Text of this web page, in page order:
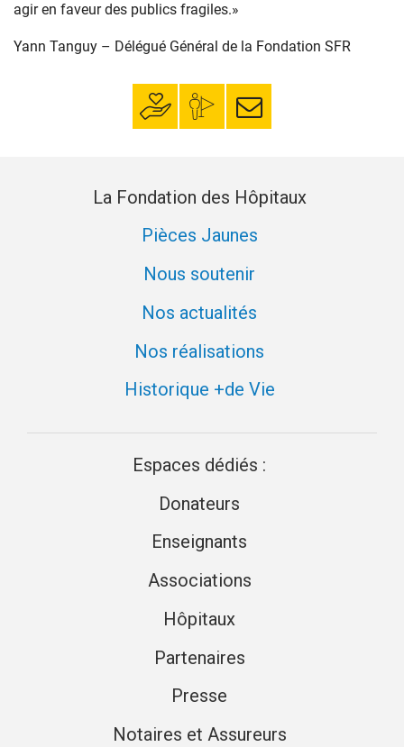
agir en faveur des publics fragiles.»
Yann Tanguy – Délégué Général de la Fondation SFR
Faire un donMon espace
donateur
S’inscrire à la
newsletter
La Fondation des Hôpitaux
Pièces Jaunes
Nous soutenir
Nos actualités
Nos réalisations
Historique +de Vie
Espaces dédiés :
Donateurs
Enseignants
Associations
Hôpitaux
Partenaires
Presse
Notaires et Assureurs